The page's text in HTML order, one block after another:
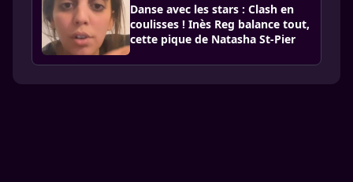
Danse avec les stars : Clash en
coulisses ! Inès Reg balance tout,
cette pique de Natasha St-Pier